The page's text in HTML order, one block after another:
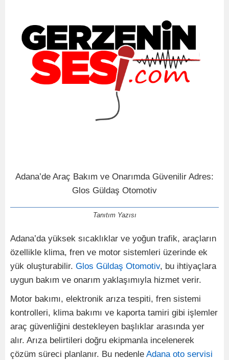
Adana’de Araç Bakım ve Onarımda Güvenilir Adres:
Glos Güldaş Otomotiv
Tanıtım Yazısı
Adana’da yüksek sıcaklıklar ve yoğun trafik, araçların
özellikle klima, fren ve motor sistemleri üzerinde ek
yük oluşturabilir. Glos Güldaş Otomotiv, bu ihtiyaçlara
uygun bakım ve onarım yaklaşımıyla hizmet verir.
Motor bakımı, elektronik arıza tespiti, fren sistemi
kontrolleri, klima bakımı ve kaporta tamiri gibi işlemler
araç güvenliğini destekleyen başlıklar arasında yer
alır. Arıza belirtileri doğru ekipmanla incelenerek
çözüm süreci planlanır. Bu nedenle Adana oto servisi